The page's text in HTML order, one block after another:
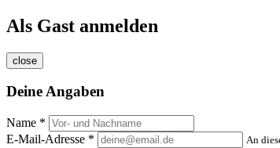
Als Gast anmelden
close
Deine Angaben
Name *
E-Mail-Adresse *
An